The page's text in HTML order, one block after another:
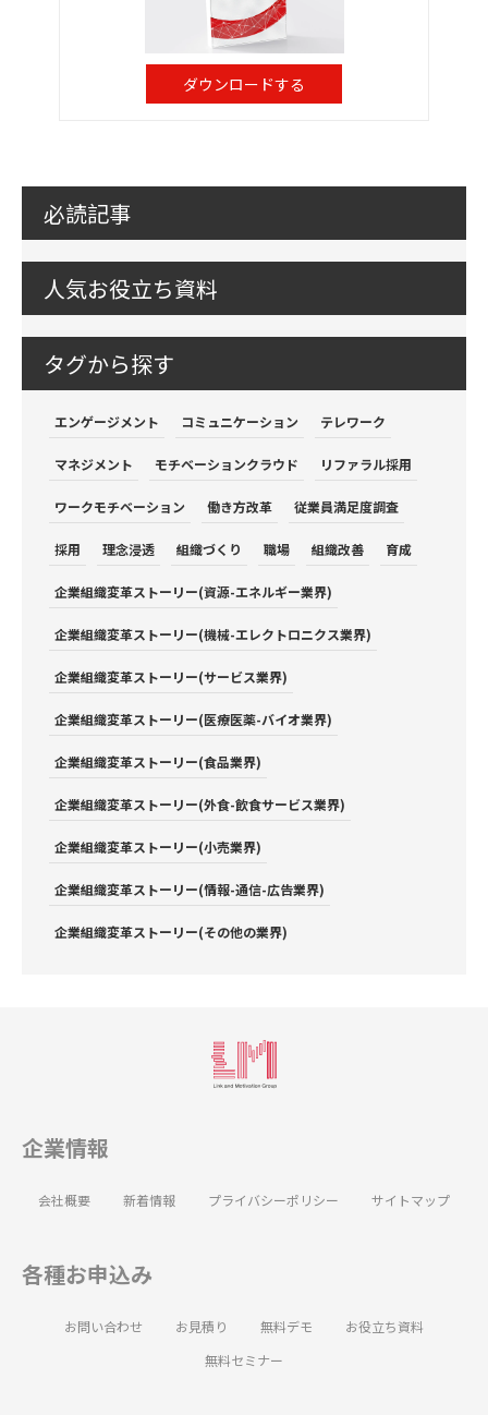
ダウンロードする
必読記事
人気お役立ち資料
タグから探す
エンゲージメント コミュニケーション テレワーク
マネジメント モチベーションクラウド リファラル採用
ワークモチベーション 働き方改革 従業員満足度調査
採用 理念浸透 組織づくり 職場 組織改善 育成
企業組織変革ストーリー(資源-エネルギー業界)
企業組織変革ストーリー(機械-エレクトロニクス業界)
企業組織変革ストーリー(サービス業界)
企業組織変革ストーリー(医療医薬-バイオ業界)
企業組織変革ストーリー(食品業界)
企業組織変革ストーリー(外食-飲食サービス業界)
企業組織変革ストーリー(小売業界)
企業組織変革ストーリー(情報-通信-広告業界)
企業組織変革ストーリー(その他の業界)
企業情報
会社概要 新着情報 プライバシーポリシー サイトマップ
各種お申込み
お問い合わせ お見積り 無料デモ
お役立ち資料
無料セミナー